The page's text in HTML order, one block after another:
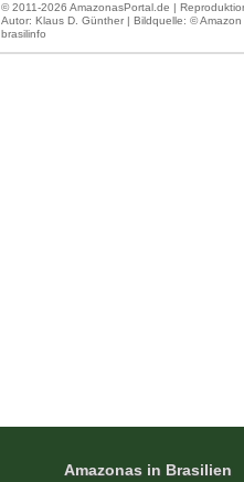
© 2011-2026 AmazonasPortal.de |
Autor: Klaus D. Günther | Bildquelle: ©
brasilinfo
Amazonas in Brasilien